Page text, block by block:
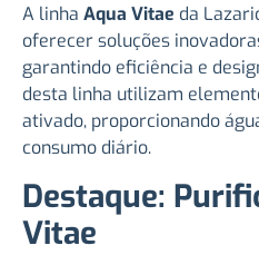
A linha Aqua Vitae da
oferecer soluções
garantindo eficiência e
desta linha utilizam
ativado, proporcionando
consumo diário.
Destaque:
Vitae